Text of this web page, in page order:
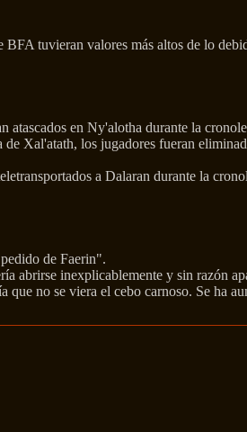
tuvieran valores más altos de lo
atascados en Ny'alotha durante la
Xal'atath, los jugadores fueran
a Dalaran durante la
de Faerin".
abrirse inexplicablemente y sin razón
no se viera el cebo carnoso. Se ha